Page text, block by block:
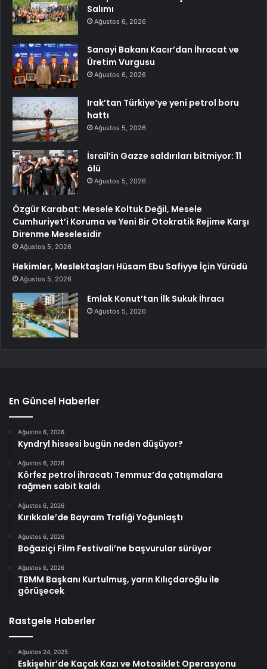
Salımı
Ağustos 6, 2026
Sanayi Bakanı Kacır’dan İhracat ve
Üretim Vurgusu
Ağustos 6, 2026
Irak’tan Türkiye’ye yeni petrol boru
hattı
Ağustos 5, 2026
İsrail’in Gazze saldırıları bitmiyor: 11
ölü
Ağustos 5, 2026
Özgür Karabat: Mesele Koltuk Değil, Mesele
Cumhuriyet’i Koruma ve Yeni Bir Otokratik Rejime Karşı
Direnme Meselesidir
Ağustos 5, 2026
Hekimler, Meslektaşları Hüsam Ebu Safiyye İçin Yürüdü
Ağustos 5, 2026
Emlak Konut’tan İlk Sukuk İhracı
Ağustos 5, 2026
En Güncel Haberler
Ağustos 6, 2026
Kyndryl hissesi bugün neden düşüyor?
Ağustos 6, 2026
Körfez petrol ihracatı Temmuz’da çatışmalara
rağmen sabit kaldı
Ağustos 6, 2026
Kırıkkale’de Bayram Trafiği Yoğunlaştı
Ağustos 6, 2026
Boğaziçi Film Festivali’ne başvurular sürüyor
Ağustos 6, 2026
TBMM Başkanı Kurtulmuş, yarın Kılıçdaroğlu ile
görüşecek
Rastgele Haberler
Ağustos 24, 2025
Eskişehir’de Kaçak Kazı ve Motosiklet Operasyonu